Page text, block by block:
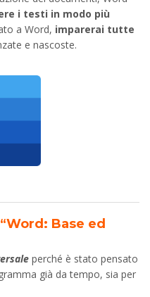
i testi in modo più
a Word, imparerai tutte
e nascoste.
Base ed
perché è stato pensato
già da tempo, sia per